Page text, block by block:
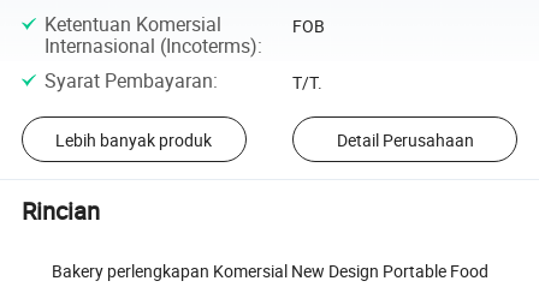
Ketentuan Komersial
Internasional (Incoterms):
FOB
Syarat Pembayaran: T/T.
Lebih banyak produk Detail Perusahaan
Rincian
Bakery perlengkapan Komersial New Design Portable Food